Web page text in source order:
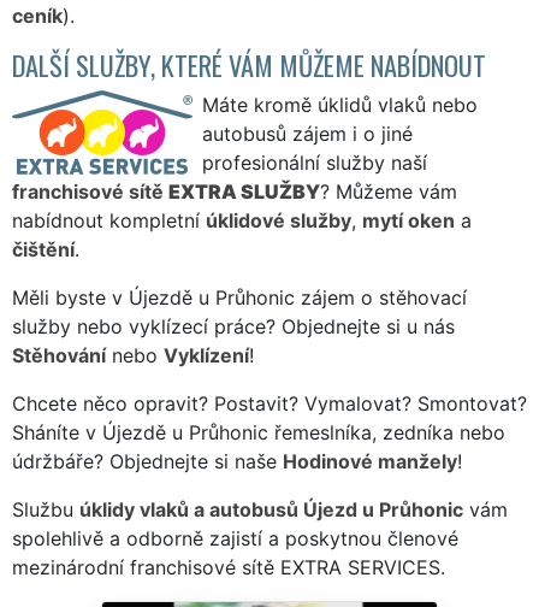
ceník).
DALŠÍ SLUŽBY, KTERÉ VÁM MŮŽEME NABÍDNOUT
Máte kromě úklidů vlaků nebo
autobusů zájem i o jiné
profesionální služby naší
franchisové sítě EXTRA SLUŽBY? Můžeme vám
nabídnout kompletní úklidové služby, mytí oken a
čištění.
Měli byste v Újezdě u Průhonic zájem o stěhovací
služby nebo vyklízecí práce? Objednejte si u nás
Stěhovánínebo Vyklízení!
Chcete něco opravit? Postavit? Vymalovat? Smontovat?
Sháníte v Újezdě u Průhonic řemeslníka, zedníka nebo
údržbáře? Objednejte si naše Hodinové manžely!
Službu úklidy vlaků a autobusů Újezd u Průhonic vám
spolehlivě a odborně zajistí a poskytnou členové
mezinárodní franchisové sítě EXTRA SERVICES.